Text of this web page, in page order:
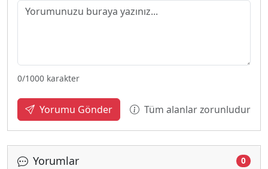
0/1000 karakter
Yorumu Gönder Tüm alanlar zorunludur
Yorumlar 0